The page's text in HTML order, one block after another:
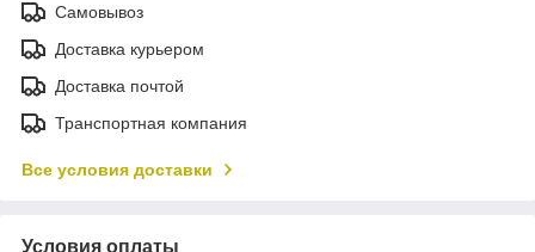
Самовывоз
Доставка курьером
Доставка почтой
Транспортная компания
Все условия доставки
Условия оплаты